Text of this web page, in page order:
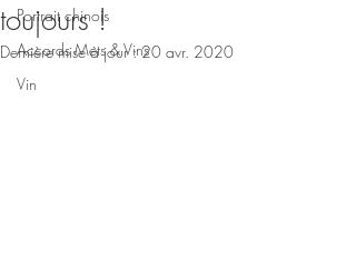
Portrait chinois
Accords Mets & Vins
Vin
toujours !
Dernière mise à jour :20 avr. 2020